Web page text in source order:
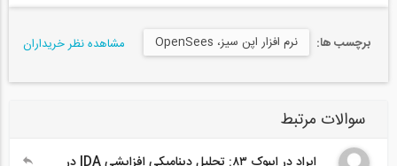
برچسب ها: نرم افزار اپن سیز، OpenSees مشاهده نظر خریداران
سوالات مرتبط